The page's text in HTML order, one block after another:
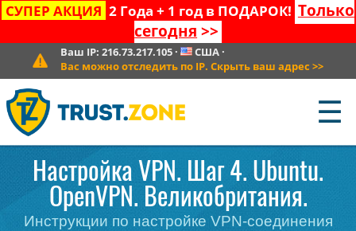
СУПЕР АКЦИЯ 2 Года + 1 год в ПОДАРОК! Только
сегодня >>
Ваш IP: 216.73.217.105· США·
Вас можно отследить по IP. Скрыть ваш адрес >>
☰
Настройка VPN. Шаг 4. Ubuntu.
OpenVPN. Великобритания.
Инструкции по настройке VPN-соединения